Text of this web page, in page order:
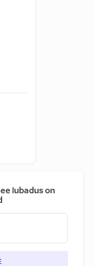
lubadus on